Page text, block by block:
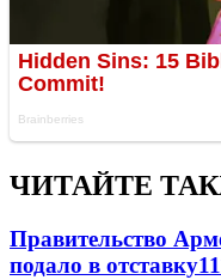
ЧИТАЙТЕ
Правительство
подало в отставку